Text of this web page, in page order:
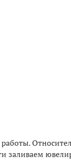
заливаем